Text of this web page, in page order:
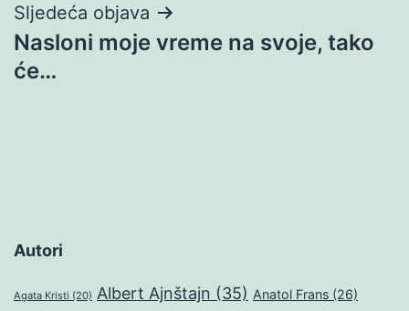
Sljedeća objava
Nasloni moje vreme na svoje, tako
će…
Autori
Agata Kristi (20) Albert Ajnštajn (35) Anatol Frans (26)